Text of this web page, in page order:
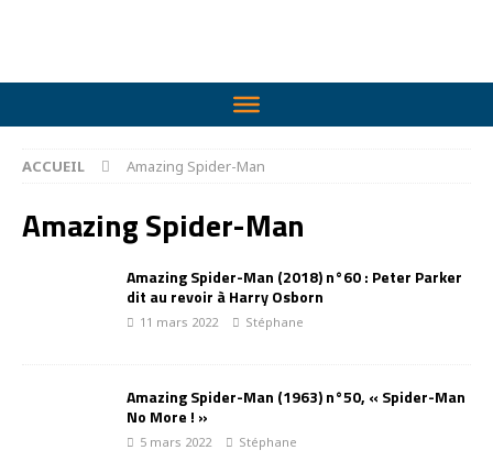
ACCUEIL Amazing Spider-Man
Amazing Spider-Man
Amazing Spider-Man (2018) n°60 : Peter Parker
dit au revoir à Harry Osborn
11 mars 2022 Stéphane
Amazing Spider-Man (1963) n°50, « Spider-Man
No More ! »
5 mars 2022 Stéphane